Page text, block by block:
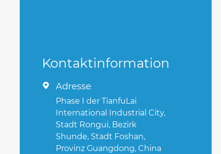
Kontaktinformation
 Adresse
Phase I der TianfuLai
International Industrial City,
Stadt Rongui, Bezirk
Shunde, Stadt Foshan,
Provinz Guangdong, China